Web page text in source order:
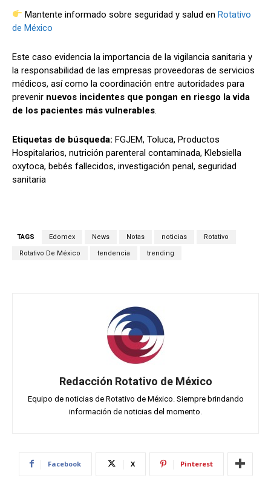
Mantente informado sobre seguridad y salud enRotativo
de México
Este caso evidencia la importancia de la vigilancia sanitaria y
la responsabilidad de las empresas proveedoras de servicios
médicos, así como la coordinación entre autoridades para
prevenir nuevos incidentes que pongan en riesgo la vida
de los pacientes más vulnerables.
Etiquetas de búsqueda: FGJEM, Toluca, Productos
Hospitalarios, nutrición parenteral contaminada, Klebsiella
oxytoca, bebés fallecidos, investigación penal, seguridad
sanitaria
TAGS Edomex News Notas noticias Rotativo
Rotativo De México tendencia trending
Redacción Rotativo de México
Equipo de noticias de Rotativo de México. Siempre brindando
información de noticias del momento.
Facebook X Pinterest